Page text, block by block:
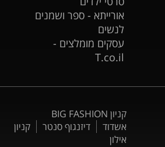
אורייתא - ספר ושמנים
לנשים
עסקים מומלצים -
T.co.il
קניון BIG FASHION
אשדוד
דיזנגוף סנטר
קניון
אילון